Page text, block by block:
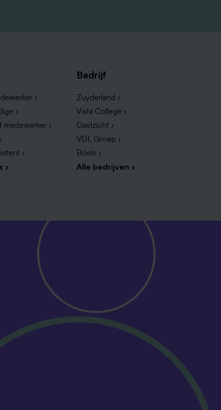
›
›
medewerker ›
›
›
Bedrijf
Zuyderland ›
Vista College ›
Daelzicht ›
VDL Groep ›
Boels ›
Alle bedrijven ›